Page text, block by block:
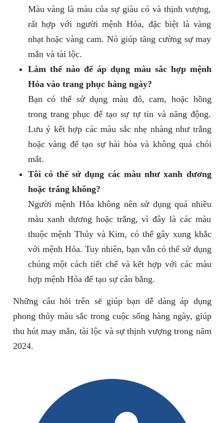
Màu vàng là màu của sự giàu có và thịnh vượng,
rất hợp với người mệnh Hỏa, đặc biệt là vàng
nhạt hoặc vàng cam. Nó giúp tăng cường sự may
mắn và tài lộc.
Làm thế nào để áp dụng màu sắc hợp mệnh
Hỏa vào trang phục hàng ngày?
Bạn có thể sử dụng màu đỏ, cam, hoặc hồng
trong trang phục để tạo sự tự tin và năng động.
Lưu ý kết hợp các màu sắc nhẹ nhàng như trắng
hoặc vàng để tạo sự hài hòa và không quá chói
mắt.
Tôi có thể sử dụng các màu như xanh dương
hoặc trắng không?
Người mệnh Hỏa không nên sử dụng quá nhiều
màu xanh dương hoặc trắng, vì đây là các màu
thuộc mệnh Thủy và Kim, có thể gây xung khắc
với mệnh Hỏa. Tuy nhiên, bạn vẫn có thể sử dụng
chúng một cách tiết chế và kết hợp với các màu
hợp mệnh Hỏa để tạo sự cân bằng.
Những câu hỏi trên sẽ giúp bạn dễ dàng áp dụng
phong thủy màu sắc trong cuộc sống hàng ngày, giúp
thu hút may mắn, tài lộc và sự thịnh vượng trong năm
2024.